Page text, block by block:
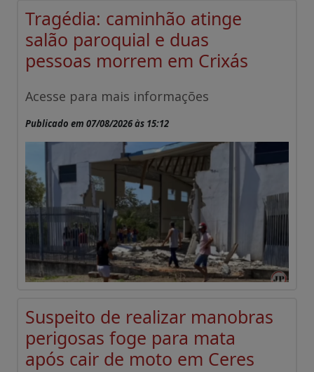
Tragédia: caminhão atinge
salão paroquial e duas
pessoas morrem em Crixás
Acesse para mais informações
Publicado em 07/08/2026 às 15:12
Suspeito de realizar manobras
perigosas foge para mata
após cair de moto em Ceres